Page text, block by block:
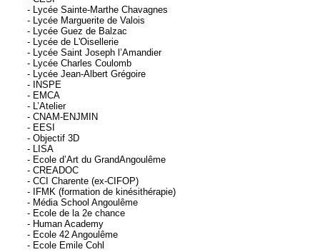
- Lycée Sainte-Marthe Chavagnes
- Lycée Marguerite de Valois
- Lycée Guez de Balzac
- Lycée de L'Oisellerie
- Lycée Saint Joseph l’Amandier
- Lycée Charles Coulomb
- Lycée Jean-Albert Grégoire
- INSPE
- EMCA
- L’Atelier
- CNAM-ENJMIN
- EESI
- Objectif 3D
- LISA
- Ecole d’Art du GrandAngoulême
- CREADOC
- CCI Charente (ex-CIFOP)
- IFMK (formation de kinésithérapie)
- Média School Angoulême
- Ecole de la 2e chance
- Human Academy
- Ecole 42 Angoulême
- Ecole Emile Cohl